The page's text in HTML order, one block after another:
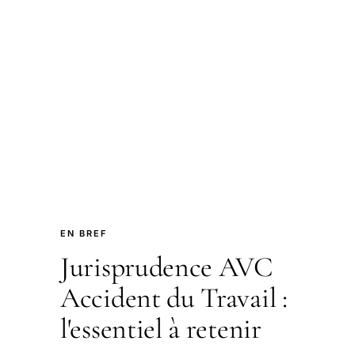
EN BREF
Jurisprudence AVC
Accident du Travail :
l'essentiel à retenir